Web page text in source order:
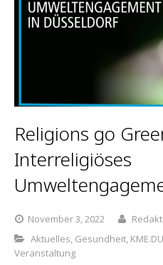
Religions go
Interreligiöses
November 3, 2022
Aktuelles, Gesundheit,
Veranstaltung